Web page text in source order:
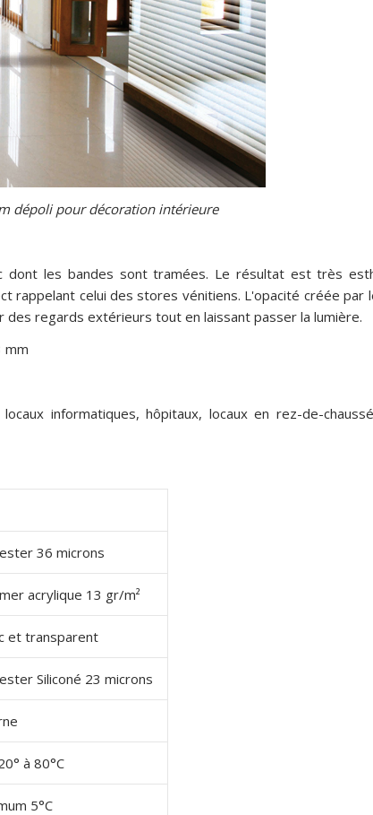
dépoli pour décoration intérieure
dont les bandes sont tramées. Le résultat est très
rappelant celui des stores vénitiens. L'opacité créée par
des regards extérieurs tout en laissant passer la lumière.
mm
informatiques, hôpitaux, locaux en rez-de-
36 microns
acrylique 13 gr/m²
et transparent
Siliconé 23 microns
à 80°C
5°C